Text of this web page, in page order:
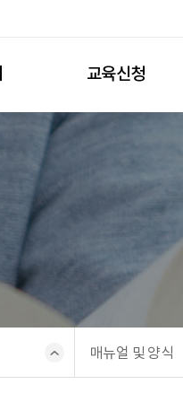
교육신청
매뉴얼 및 양식